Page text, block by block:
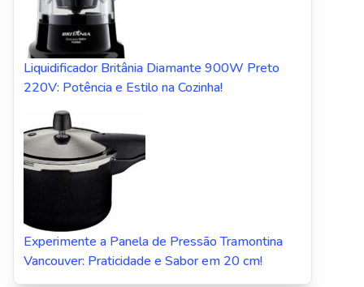
Liquidificador Britânia Diamante 900W Preto
220V: Potência e Estilo na Cozinha!
Experimente a Panela de Pressão Tramontina
Vancouver: Praticidade e Sabor em 20 cm!